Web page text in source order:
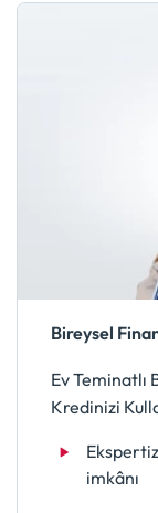
Bireysel
Ev Teminatlı
Kredinizi
imkânı